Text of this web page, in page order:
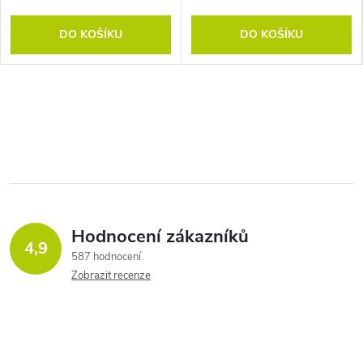
DO KOŠÍKU DO KOŠÍKU
4,9 Hodnocení zákazníků
587 hodnocení
Zobrazit recenze